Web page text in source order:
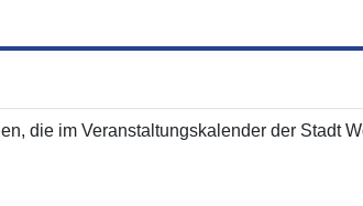
die im Veranstaltungskalender der Stadt